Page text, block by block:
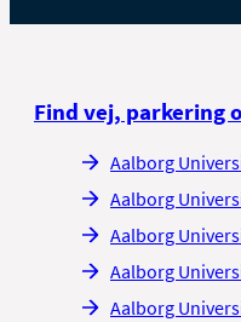
Find vej, parkering
Aalborg
Aalborg
Aalborg
Aalborg
Aalborg